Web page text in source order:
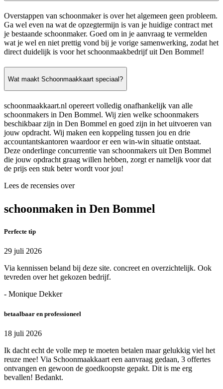
Overstappen van schoonmaker is over het algemeen geen probleem.
Ga wel even na wat de opzegtermijn is van je huidige contract met
je bestaande schoonmaker. Goed om in je aanvraag te vermelden
wat je wel en niet prettig vond bij je vorige samenwerking, zodat het
direct duidelijk is voor het schoonmaakbedrijf uit Den Bommel!
Wat maakt Schoonmaakkaart speciaal?
schoonmaakkaart.nl opereert volledig onafhankelijk van alle
schoonmakers in Den Bommel. Wij zien welke schoonmakers
beschikbaar zijn in Den Bommel en goed zijn in het uitvoeren van
jouw opdracht. Wij maken een koppeling tussen jou en drie
accountantskantoren waardoor er een win-win situatie ontstaat.
Deze onderlinge concurrentie van schoonmakers uit Den Bommel
die jouw opdracht graag willen hebben, zorgt er namelijk voor dat
de prijs een stuk beter wordt voor jou!
Lees de recensies over
schoonmaken in Den Bommel
Perfecte tip
29 juli 2026
Via kennissen beland bij deze site. concreet en overzichtelijk. Ook
tevreden over het gekozen bedrijf.
- Monique Dekker
betaalbaar en professioneel
18 juli 2026
Ik dacht echt de volle mep te moeten betalen maar gelukkig viel het
reuze mee! Via Schoonmaakkaart een aanvraag gedaan, 3 offertes
ontvangen en gewoon de goedkoopste gepakt. Dit is me erg
bevallen! Bedankt.